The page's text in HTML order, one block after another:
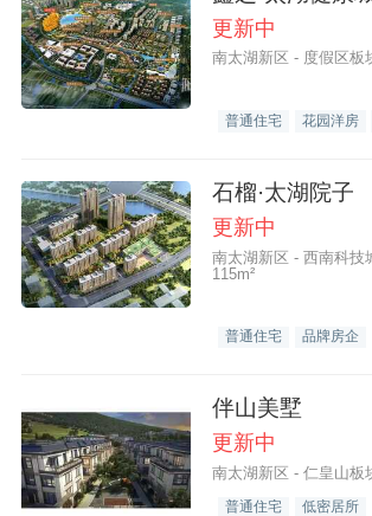
更新中
南太湖新区 - 度假区板
普通住宅 花园洋房
石榴·太湖院子
更新中
南太湖新区 - 西南科技
115m²
普通住宅 品牌房企
伴山美墅
更新中
南太湖新区 - 仁皇山板
普通住宅 低密居所